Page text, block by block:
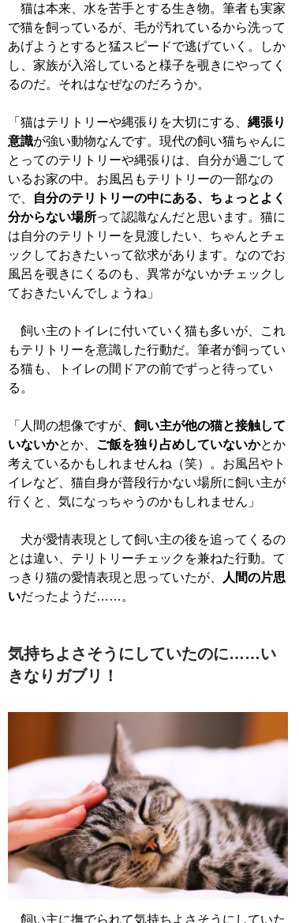
猫は本来、水を苦手とする生き物。筆者も実家
で猫を飼っているが、毛が汚れているから洗って
あげようとすると猛スピードで逃げていく。しか
し、家族が入浴していると様子を覗きにやってく
るのだ。それはなぜなのだろうか。
「猫はテリトリーや縄張りを大切にする、 縄張り
意識が強い動物なんです。現代の飼い猫ちゃんに
とってのテリトリーや縄張りは、自分が過ごして
いるお家の中。お風呂もテリトリーの一部なの
で、
自分のテリトリーの中にある、ちょっとよく
分からない場所って認識なんだと思います。猫に
は自分のテリトリーを見渡したい、ちゃんとチェ
ックしておきたいって欲求があります。なのでお
風呂を覗きにくるのも、異常がないかチェックし
ておきたいんでしょうね」
飼い主のトイレに付いていく猫も多いが、これ
もテリトリーを意識した行動だ。筆者が飼ってい
る猫も、トイレの間ドアの前でずっと待ってい
る。
「人間の想像ですが、 飼い主が他の猫と接触して
いないかとか、 ご飯を独り占めしていないかとか
考えているかもしれませんね（笑）。お風呂やト
イレなど、猫自身が普段行かない場所に飼い主が
行くと、気になっちゃうのかもしれません」
犬が愛情表現として飼い主の後を追ってくるの
とは違い、テリトリーチェックを兼ねた行動。て
っきり猫の愛情表現と思っていたが、
人間の片思
いだったようだ……。
気持ちよさそうにしていたのに……い
きなりガブリ！
飼い主に撫でられて気持ちよさそうにしていた